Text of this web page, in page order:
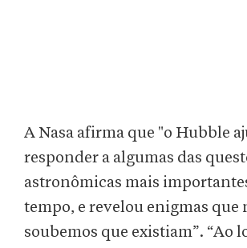
A Nasa afirma que "o Hubble
responder a algumas das
astronômicas mais
tempo, e revelou enigmas que
soubemos que existiam”. “Ao